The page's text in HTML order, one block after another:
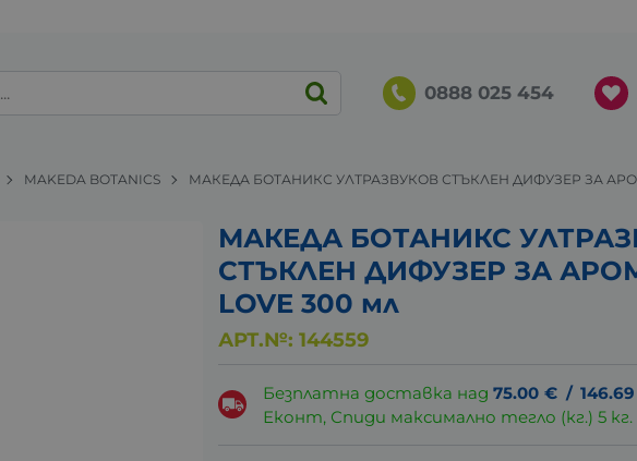
0888 025 454
MAKEDA BOTANICS МАКЕДА БОТАНИКС УЛТРАЗВУКОВ СТЪКЛЕН ДИФУЗЕР ЗА
МАКЕДА БОТАНИКС
СТЪКЛЕН ДИФУЗЕР ЗА
LOVE 300 мл
АРТ.№: 144559
Безплатна доставка над75.00 € / 146.69
Еконт, Спиди максимално тегло (кг.) 5 кг.